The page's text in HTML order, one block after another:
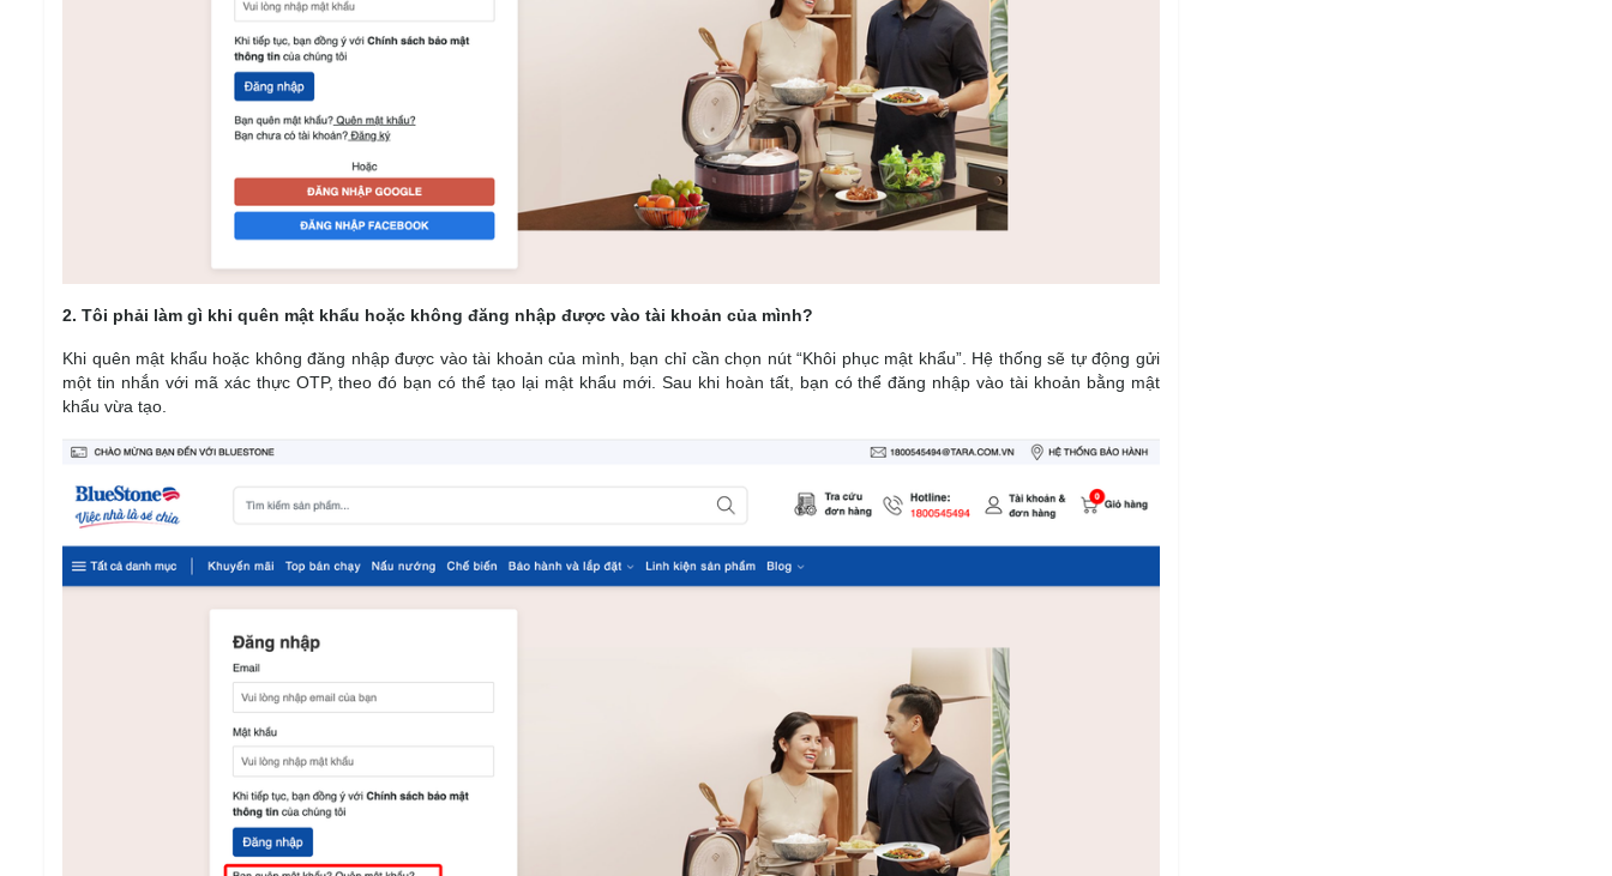
2. Tôi phải làm gì khi quên mật khẩu hoặc không đăng nhập được vào tài khoản của mình?
Khi quên mật khẩu hoặc không đăng nhập được vào tài khoản của mình, bạn chỉ cần chọn nút “Khôi phục mật khẩu”. Hệ thống sẽ tự động gửi
một tin nhắn với mã xác thực OTP, theo đó bạn có thể tạo lại mật khẩu mới. Sau khi hoàn tất, bạn có thể đăng nhập vào tài khoản bằng mật
khẩu vừa tạo.